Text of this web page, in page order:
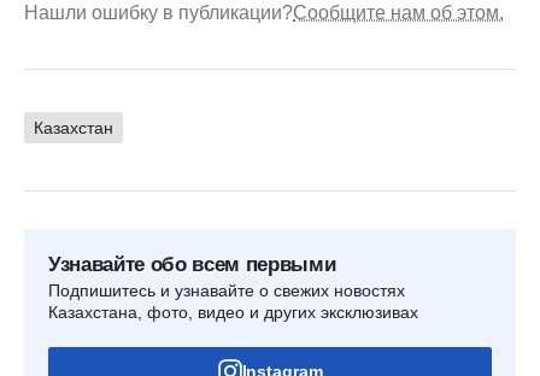
Нашли ошибку в публикации?Сообщите нам об этом.
Казахстан
Узнавайте обо всем первыми
Подпишитесь и узнавайте о свежих новостях
Казахстана, фото, видео и других эксклюзивах
Instagram